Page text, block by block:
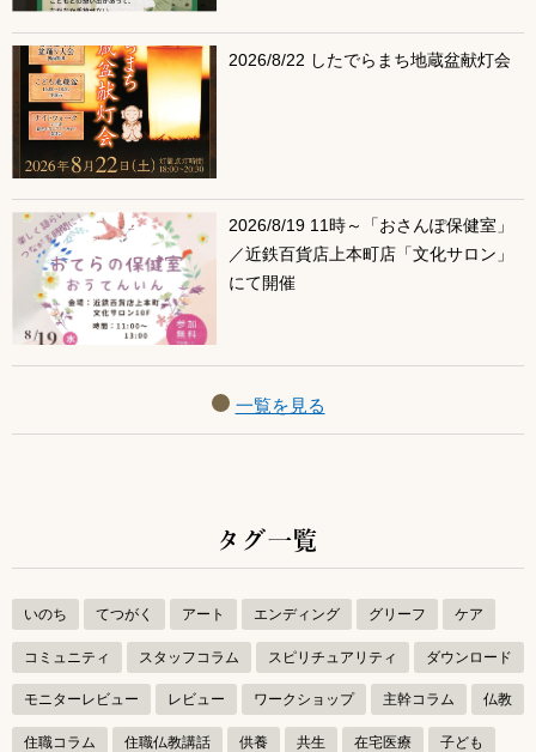
2026/8/22 したでらまち地蔵盆献灯会
2026/8/19 11時～「おさんぽ保健室」
／近鉄百貨店上本町店「文化サロン」
にて開催
一覧を見る
タグ一覧
いのち てつがく アート エンディング グリーフ ケア
コミュニティ スタッフコラム スピリチュアリティ ダウンロード
モニターレビュー レビュー ワークショップ 主幹コラム 仏教
住職コラム 住職仏教講話 供養 共生 在宅医療 子ども